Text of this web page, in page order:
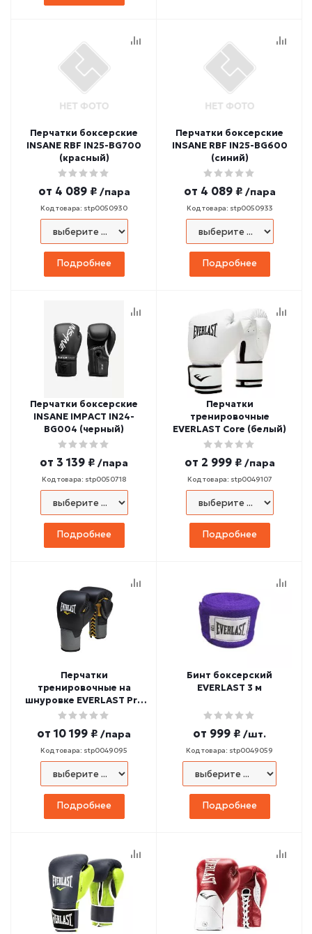
Перчатки боксерские
INSANE RBF IN25-BG700
(красный)
от 4 089 ₽ /пара
Код товара: stp0050930
Подробнее
Перчатки боксерские
INSANE RBF IN25-BG600
(синий)
от 4 089 ₽ /пара
Код товара: stp0050933
Подробнее
Перчатки боксерские
INSANE IMPACT IN24-
BG004 (черный)
от 3 139 ₽ /пара
Код товара: stp0050718
Подробнее
Перчатки
тренировочные
EVERLAST Core (белый)
от 2 999 ₽ /пара
Код товара: stp0049107
Подробнее
Перчатки
тренировочные на
шнуровке EVERLAST Pro
Leather Laced (черный)
от 10 199 ₽ /пара
Код товара: stp0049095
Подробнее
Бинт боксерский
EVERLAST 3 м
от 999 ₽ /шт.
Код товара: stp0049059
Подробнее